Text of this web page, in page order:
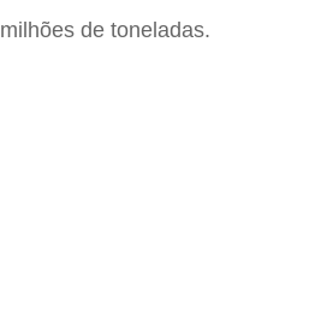
milhões de toneladas.